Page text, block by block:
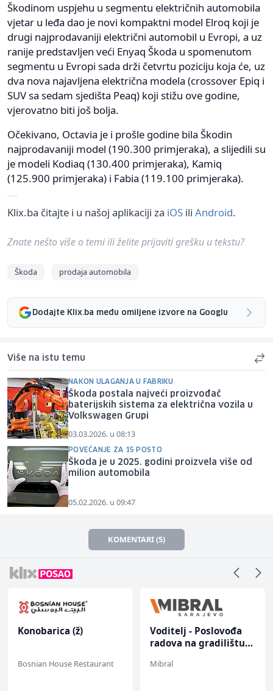
Škodinom uspjehu u segmentu električnih automobila
vjetar u leđa dao je novi kompaktni model Elroq koji je
drugi najprodavaniji električni automobil u Evropi, a uz
ranije predstavljen veći Enyaq Škoda u spomenutom
segmentu u Evropi sada drži četvrtu poziciju koja će, uz
dva nova najavljena električna modela (crossover Epiq i
SUV sa sedam sjedišta Peaq) koji stižu ove godine,
vjerovatno biti još bolja.
Očekivano, Octavia je i prošle godine bila Škodin
najprodavaniji model (190.300 primjeraka), a slijedili su
je modeli Kodiaq (130.400 primjeraka), Kamiq
(125.900 primjeraka) i Fabia (119.100 primjeraka).
Klix.ba čitajte i u našoj aplikaciji za iOS ili Android.
Znate nešto više o temi ili želite prijaviti grešku u tekstu?
Škoda prodaja automobila
Dodajte Klix.ba među omiljene izvore na Googlu
Više na istu temu
NAKON ULAGANJA U FABRIKU
Škoda postala najveći proizvođač
baterijskih sistema za električna vozila u
Volkswagen Grupi
03.03.2026. u 08:13
POVEĆANJE ZA 15 POSTO
Škoda je u 2025. godini proizvela više od
milion automobila
05.02.2026. u 09:47
KOMENTARI (5)
Konobarica (ž)
Bosnian House Restaurant
Voditelj - Poslovođa
radova na gradilištu
Mibral